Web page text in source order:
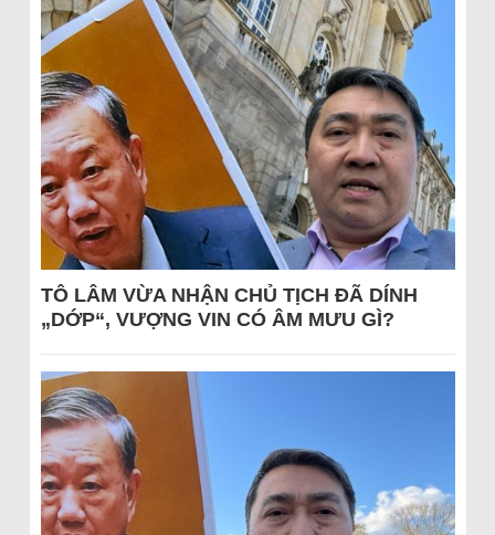
TÔ LÂM VỪA NHẬN CHỦ TỊCH ĐÃ DÍNH
„DỚP“, VƯỢNG VIN CÓ ÂM MƯU GÌ?